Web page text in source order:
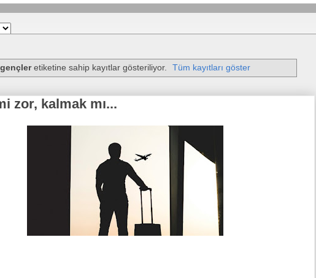
gençleretiketine sahip kayıtlar gösteriliyor. Tüm kayıtları göster
zor, kalmak mı...